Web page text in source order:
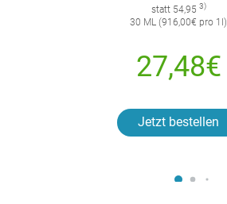
statt 54,95 3)
30 ML (916,00€ pro 1l)
27,48€
Jetzt bestellen